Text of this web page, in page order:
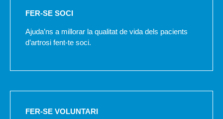
FER-SE SOCI
Ajuda’ns a millorar la qualitat de vida dels pacients
d’artrosi fent-te soci.
FER-SE VOLUNTARI